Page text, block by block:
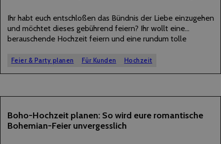
Ihr habt euch entschloßen das Bündnis der Liebe einzugehen
und möchtet dieses gebührend feiern? Ihr wollt eine
berauschende Hochzeit feiern und eine rundum tolle
Hochzeit von der Stange, sondern ein Fest, das wirklich…
Feier & Party planen Für Kunden Hochzeit
18
JULI
Boho-Hochzeit planen: So wird eure romantische
Bohemian-Feier unvergesslich